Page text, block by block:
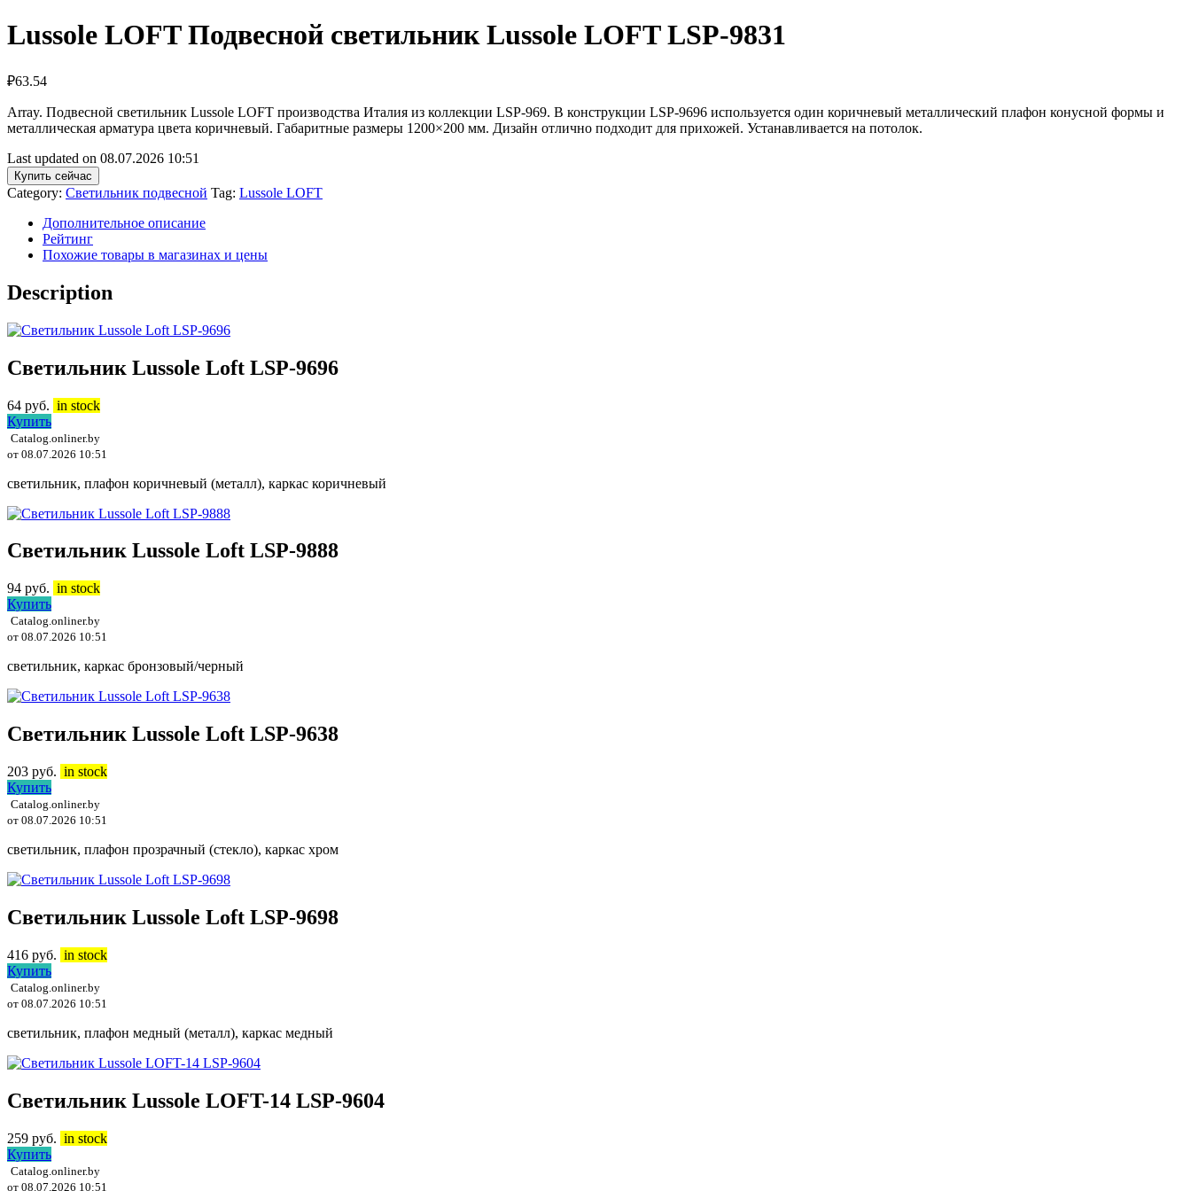
Lussole LOFT Подвесной светильник Lussole LOFT LSP-9831
₽63.54
Array. Подвесной светильник Lussole LOFT производства Италия из коллекции LSP-969. В конструкции LSP-9696 используется один коричневый металлический плафон конусной формы и
металлическая арматура цвета коричневый. Габаритные размеры 1200×200 мм. Дизайн отлично подходит для прихожей. Устанавливается на потолок.
Last updated on 08.07.2026 10:51
Купить сейчас
Category: Светильник подвесной Tag: Lussole LOFT
Дополнительное описание
Рейтинг
Похожие товары в магазинах и цены
Description
Светильник Lussole Loft LSP-9696
64 руб. in stock
Купить
Catalog.onliner.by
от 08.07.2026 10:51
светильник, плафон коричневый (металл), каркас коричневый
Светильник Lussole Loft LSP-9888
94 руб. in stock
Купить
Catalog.onliner.by
от 08.07.2026 10:51
светильник, каркас бронзовый/черный
Светильник Lussole Loft LSP-9638
203 руб. in stock
Купить
Catalog.onliner.by
от 08.07.2026 10:51
светильник, плафон прозрачный (стекло), каркас хром
Светильник Lussole Loft LSP-9698
416 руб. in stock
Купить
Catalog.onliner.by
от 08.07.2026 10:51
светильник, плафон медный (металл), каркас медный
Светильник Lussole LOFT-14 LSP-9604
259 руб. in stock
Купить
Catalog.onliner.by
от 08.07.2026 10:51